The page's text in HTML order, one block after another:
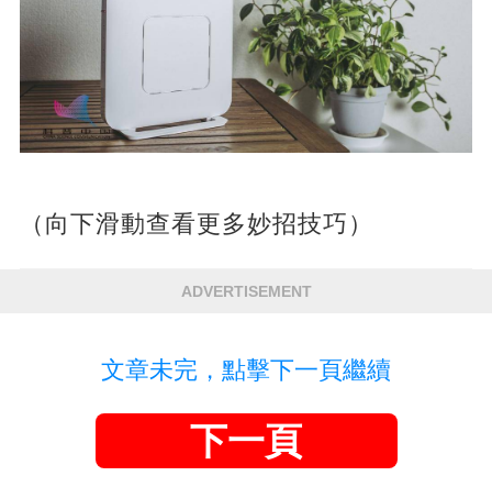
（向下滑動查看更多妙招技巧）
ADVERTISEMENT
文章未完，點擊下一頁繼續
下一頁